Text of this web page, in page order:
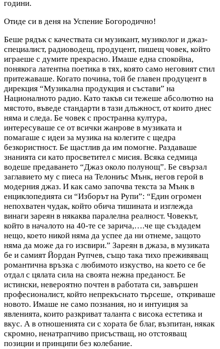
години.
Отиде си в деня на Успение Богородично!
Беше рядък с качествата си музикант, музиколог и джаз-
специалист, радиоводещ, продуцент, пишещ човек, който
играеше с думите прекрасно. Имаше една спокойна,
понякога латентна поетика в тях, която само неговият стил
притежаваше. Когато почина, той бе главен продуцент в
дирекция “Музикална продукция и състави” на
Националното радио. Като такъв си тежеше абсолютно на
мястото, въведе стандарти в тази длъжност, от които днес
няма и следа. Бе човек с пространна култура,
интересуваше се от всички жанрове в музиката и
помагаше с идеи за музика на колегите с щедра
безкористност. Бе щастлив да им помогне. Раздаваше
знанията си като просветител с мисия. Всяка седмица
водеше предаването “Джаз около полунощ”. Бе свързал
заглавието му с пиеса на Телониъс Мънк, негов герой в
модерния джаз. И как само започва текста за Мънк в
енциклопедията си “Изборът на Рупи”: “Един огромен
непохватен чудак, който обича тишината и изглежда
винаги зареян в някаква паралелна реалност. Човекът,
който в началото на 40-те се зарича,….че ще създадем
нещо, което никой няма да успее да ни отнеме, защото
няма да може да го изсвири.” Зареян в джаза, в музиката
бе и самият Йордан Рупчев, също така тихо преживяващ
романтична връзка с любимото изкуство, на което се бе
отдал с цялата сила на своята нежна преданост. Бе
истински, невероятно почтен в работата си, завършен
професионалист, който непрекъснато търсеше, откриваше
новото. Имаше не само познания, но и интуиция за
явленията, които разкриват таланта с висока естетика и
вкус. А в отношенията си с хората бе благ, възпитан, някак
скромно, ненатрапчиво присъстващ, но отстояващ
позиции и принципи без колебание.